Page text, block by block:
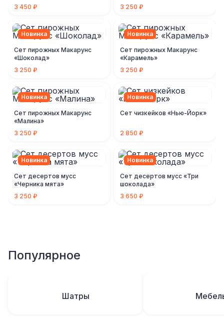
3 450 ₽
3 250 ₽
Новинка
Сет пирожных Макарунс
«Шоколад»
3 250 ₽
Новинка
Сет пирожных Макарунс
«Карамель»
3 250 ₽
Новинка
Сет пирожных Макарунс
«Малина»
3 250 ₽
Новинка
Сет чизкейков «Нью-Йорк»
2 850 ₽
Новинка
Сет десертов мусс
«Черника мята»
3 250 ₽
Новинка
Сет десертов мусс «Три
шоколада»
3 650 ₽
Популярное
Шатры